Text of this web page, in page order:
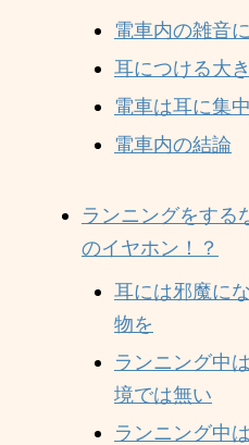
電車内の雑音
耳につける大
電車は耳に集
電車内の結論
ランニングをす
のイヤホン！？
耳には邪魔に
物を
ランニング中
境では無い
ランニング中